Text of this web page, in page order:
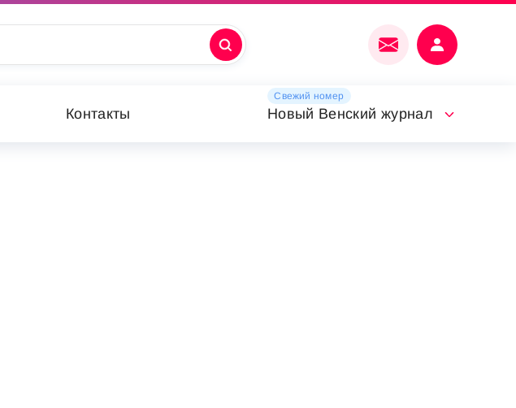
Контакты
Свежий номер
Новый Венский журнал